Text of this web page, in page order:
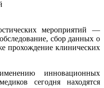
мероприятий —
сбор данных о
прохождение клинических
инновационных
сегодня находятся